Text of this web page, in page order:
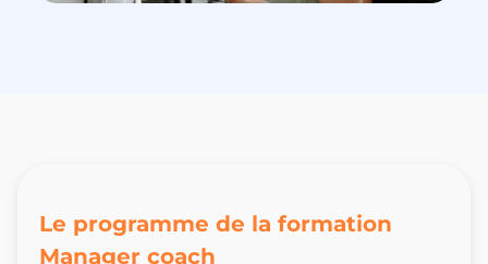
Le programme de la formation
Manager coach